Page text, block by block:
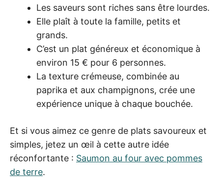
Les saveurs sont riches sans être lourdes.
Elle plaît à toute la famille, petits et
grands.
C’est un plat généreux et économique à
environ 15 € pour 6 personnes.
La texture crémeuse, combinée au
paprika et aux champignons, crée une
expérience unique à chaque bouchée.
Et si vous aimez ce genre de plats savoureux et
simples, jetez un œil à cette autre idée
réconfortante : Saumon au four avec pommes
de terre.